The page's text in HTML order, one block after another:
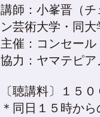
講師：小峯晋（
ン芸術大学・同
主催：コンセー
協力：ヤマテピア
〔聴講料〕１５
＊同日１５時か